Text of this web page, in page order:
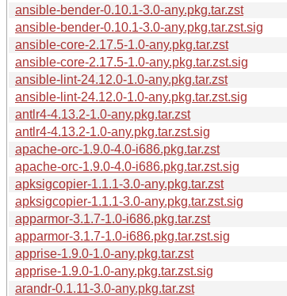
ansible-bender-0.10.1-3.0-any.pkg.tar.zst
ansible-bender-0.10.1-3.0-any.pkg.tar.zst.sig
ansible-core-2.17.5-1.0-any.pkg.tar.zst
ansible-core-2.17.5-1.0-any.pkg.tar.zst.sig
ansible-lint-24.12.0-1.0-any.pkg.tar.zst
ansible-lint-24.12.0-1.0-any.pkg.tar.zst.sig
antlr4-4.13.2-1.0-any.pkg.tar.zst
antlr4-4.13.2-1.0-any.pkg.tar.zst.sig
apache-orc-1.9.0-4.0-i686.pkg.tar.zst
apache-orc-1.9.0-4.0-i686.pkg.tar.zst.sig
apksigcopier-1.1.1-3.0-any.pkg.tar.zst
apksigcopier-1.1.1-3.0-any.pkg.tar.zst.sig
apparmor-3.1.7-1.0-i686.pkg.tar.zst
apparmor-3.1.7-1.0-i686.pkg.tar.zst.sig
apprise-1.9.0-1.0-any.pkg.tar.zst
apprise-1.9.0-1.0-any.pkg.tar.zst.sig
arandr-0.1.11-3.0-any.pkg.tar.zst